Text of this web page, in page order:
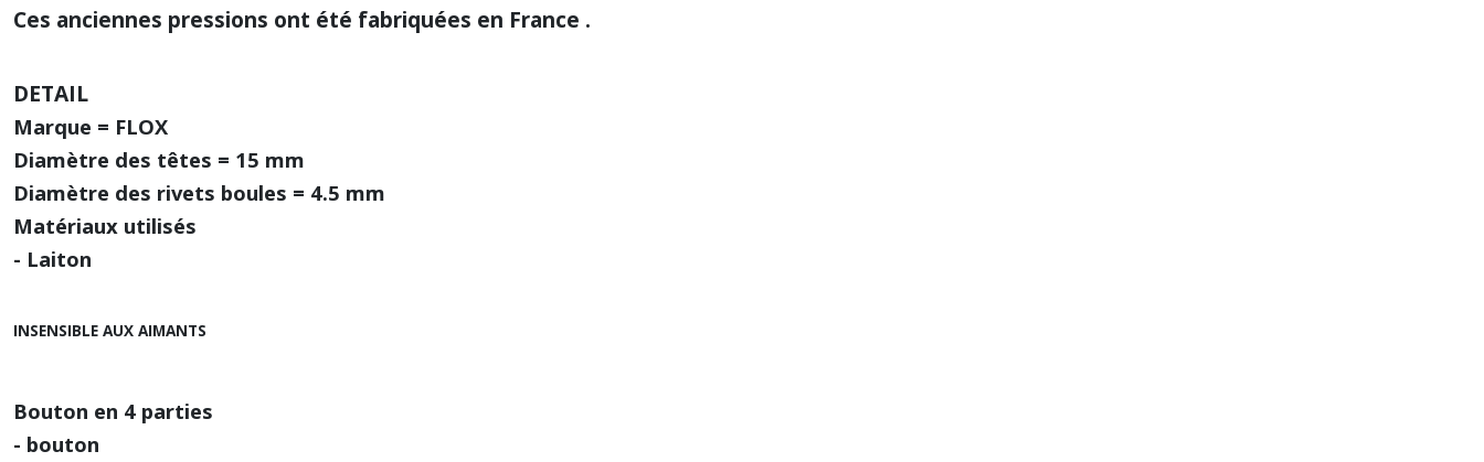
Ces anciennes pressions ont été fabriquées en France .
DETAIL
Marque = FLOX
Diamètre des têtes = 15 mm
Diamètre des rivets boules = 4.5 mm
Matériaux utilisés
- Laiton
INSENSIBLE AUX AIMANTS
Bouton en 4 parties
- bouton